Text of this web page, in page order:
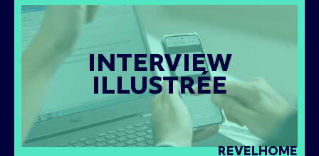
INTERVIEW
ILLUSTRÉE
REVELHOME